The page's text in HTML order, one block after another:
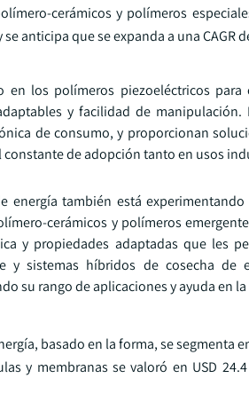
cerámicos y polímeros
anticipa que se expanda a una CAGR
los polímeros piezoeléctricos
y facilidad de
de consumo, y proporcionan
de adopción tanto en usos
energía también está
cerámicos y polímeros
y propiedades adaptadas que les
y sistemas híbridos de cosecha
su rango de aplicaciones y ayuda en
basado en la forma, se segmenta
y membranas se valoró en USD